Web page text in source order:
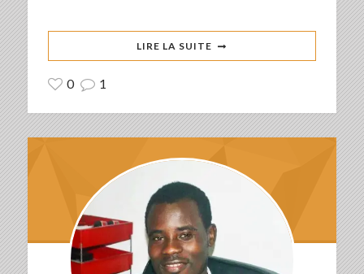
LIRE LA SUITE
0 1